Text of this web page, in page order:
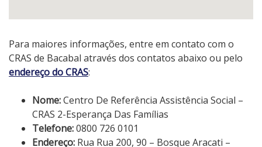
Para maiores informações, entre em contato com o
CRAS de Bacabal através dos contatos abaixo ou pelo
endereço do CRAS:
Nome:Centro De Referência Assistência Social –
CRAS 2-Esperança Das Famílias
Telefone:0800 726 0101
Endereço: Rua Rua 200, 90 – Bosque Aracati –